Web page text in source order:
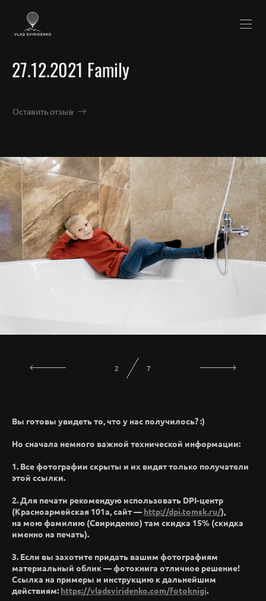
27.12.2021 Family
Оставить отзыв
3 7
Вы готовы увидеть то, что у нас получилось? :)
Но сначала немного важной технической информации:
1. Все фотографии скрыты и их видят только получатели
этой ссылки.
2. Для печати рекомендую использовать DPI-центр
(Красноармейская 101а, сайт — http://dpi.tomsk.ru/),
на мою фамилию (Свириденко) там скидка 15% (скидка
именно на печать).
3. Если вы захотите придать вашим фотографиям
материальный облик — фотокнига отличное решение!
Ссылка на примеры и инструкцию к дальнейшим
действиям: https://vladsviridenko.com/fotoknigi.